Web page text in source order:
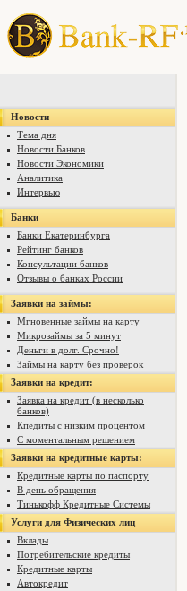
Новости
Тема дня
Новости Банков
Новости Экономики
Аналитика
Интервью
Банки
Банки Екатеринбурга
Рейтинг банков
Консультации банков
Отзывы о банках России
Заявки на займы:
Мгновенные займы на карту
Микрозаймы за 5 минут
Деньги в долг. Срочно!
Займы на карту без проверок
Заявки на кредит:
Заявка на кредит (в несколько
банков)
Кпедиты с низким процентом
С моментальным решением
Заявки на кредитные карты:
Кредитные карты по паспорту
В день обращения
Тинькофф Кредитные Системы
Услуги для Физических лиц
Вклады
Потребительские кредиты
Кредитные карты
Автокредит